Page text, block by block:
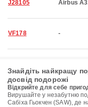
J28105 Airbus
VF178 -
Знайдіть найкращу
досвід подорожі
Відкрийте для себе
Вирушайте у незабутню
Сабіха Гьокчен (SAW), де